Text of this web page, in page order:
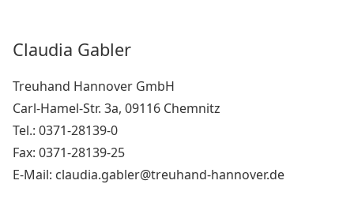
Claudia Gabler
Treuhand Hannover GmbH
Carl-Hamel-Str. 3a, 09116 Chemnitz
Tel.: 0371-28139-0
Fax: 0371-28139-25
E-Mail: claudia.gabler@treuhand-hannover.de